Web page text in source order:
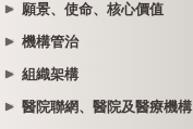
願景、使命、核心價值
機構管治
組織架構
醫院聯網、醫院及醫療機構